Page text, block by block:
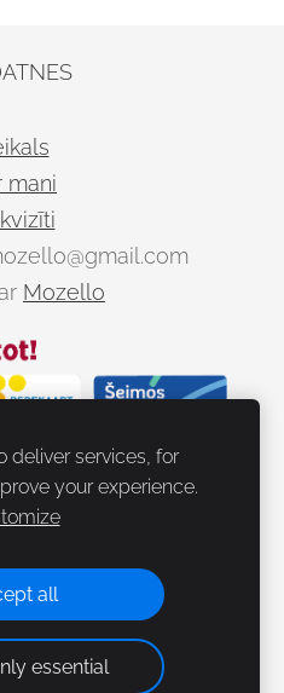
mani
Mozello
deliver services, for
your experience.
all
essential